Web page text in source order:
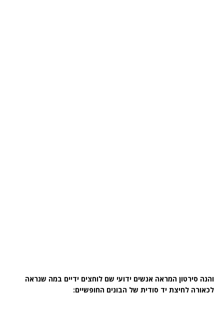
והנה סירטון המראה אנשים ידועי שם לוחצים ידיים במה שנראה
לכאורה לחיצת יד סודית של הבונים החופשיים: